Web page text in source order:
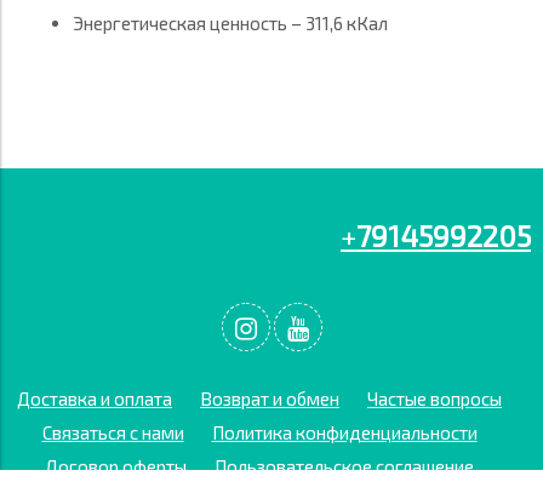
Энергетическая ценность – 311,6 кКал
+79145992205
Доставка и оплата Возврат и обмен
Частые вопросы
Связаться с нами
Политика конфиденциальности
Договор оферты
Пользовательское соглашение